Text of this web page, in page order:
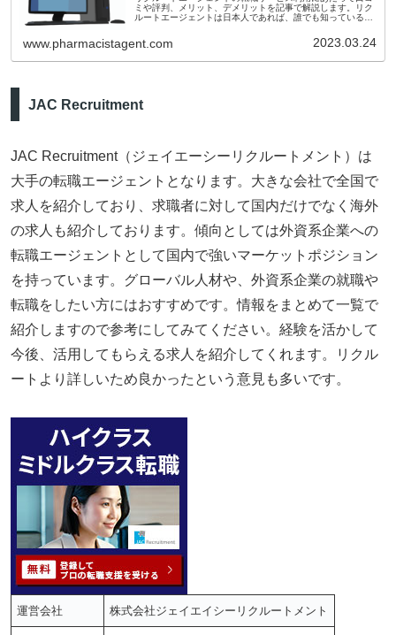
ミや評判、メリット、デメリットを記事で解説します。リク
ルートエージェントは日本人であれば、誰でも知っているの
転職エージェントであり、求人数も日本で最大級。さらには
薬剤師の求人も多数取り扱っているため、転職を考えている
www.pharmacistagent.com 2023.03.24
JAC Recruitment
JAC Recruitment（ジェイエーシーリクルートメント）は
大手の転職エージェントとなります。大きな会社で全国で
求人を紹介しており、求職者に対して国内だけでなく海外
の求人も紹介しております。傾向としては外資系企業への
転職エージェントとして国内で強いマーケットポジション
を持っています。グローバル人材や、外資系企業の就職や
転職をしたい方にはおすすめです。情報をまとめて一覧で
紹介しますので参考にしてみてください。経験を活かして
今後、活用してもらえる求人を紹介してくれます。リクル
ートより詳しいため良かったという意見も多いです。
運営会社 株式会社ジェイエイシーリクルートメント